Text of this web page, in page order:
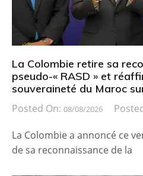
La Colombie retire sa
pseudo-« RASD » et
souveraineté du Maroc
Posted On: 08/08/2026
La Colombie a annoncé ce
de sa reconnaissance de la